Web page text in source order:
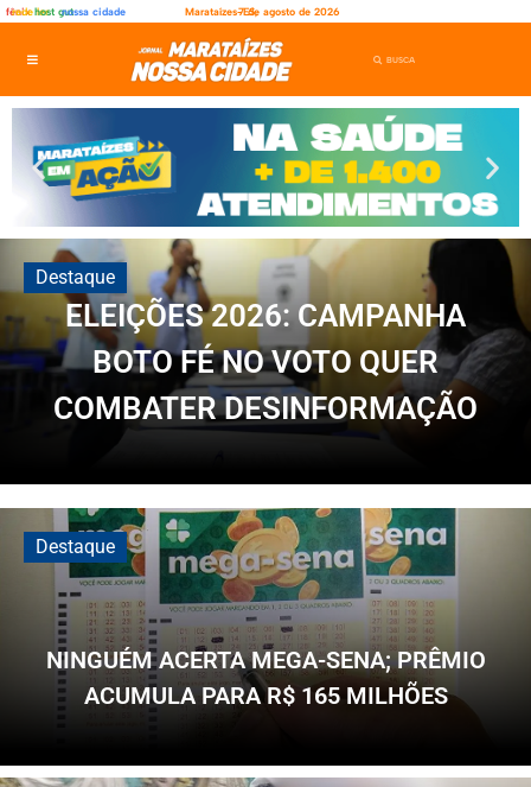
fênix
rede lerhost gutnossa cidade Marataízes-ES,7 de agosto de 2026
Destaque
ELEIÇÕES 2026: CAMPANHA
BOTO FÉ NO VOTO QUER
COMBATER DESINFORMAÇÃO
Destaque
NINGUÉM ACERTA MEGA-SENA; PRÊMIO
ACUMULA PARA R$ 165 MILHÕES